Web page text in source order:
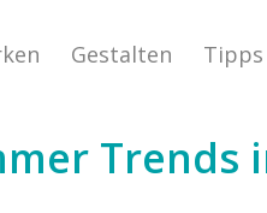
Gestalten
Trends